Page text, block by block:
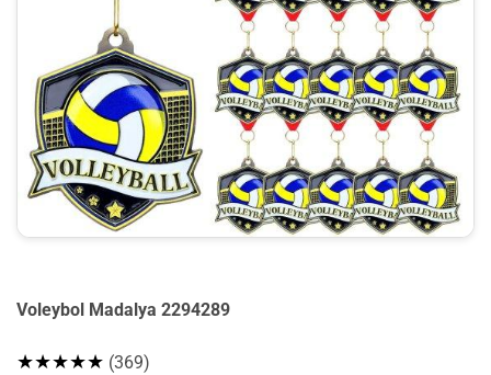
Voleybol Madalya 2294289
★★★★★ (369)